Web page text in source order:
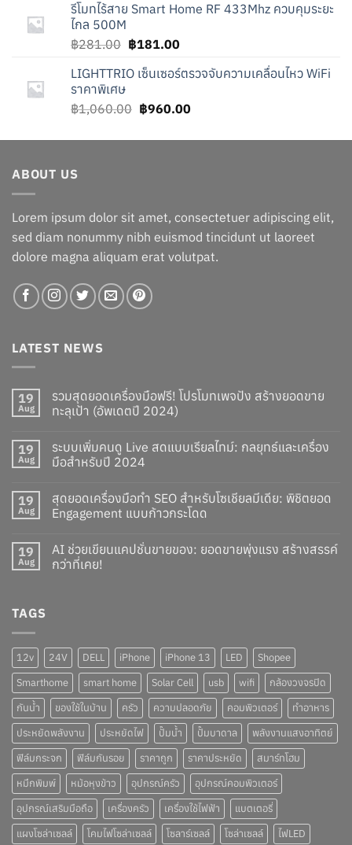
฿190.00.฿90.00.
รีโมทไร้สาย Smart Home RF 433Mhz ควบคุมระยะ
ไกล 500M
฿281.00 Original
was:
฿181.00Current
is:
LIGHTTRIO เซ็นเซอร์ตรวจจับความเคลื่อนไหว WiFi
ราคาพิเศษ
฿1,060.00 Original
was:
฿960.00Current
is:
ABOUT US
Lorem ipsum dolor sit amet, consectetuer adipiscing elit,
sed diam nonummy nibh euismod tincidunt ut laoreet
dolore magna aliquam erat volutpat.
LATEST NEWS
19
Aug
รวมสุดยอดเครื่องมือฟรี! โปรโมทเพจปัง สร้างยอดขาย
ทะลุเป้า (อัพเดตปี 2024)
19
Aug
ระบบเพิ่มคนดู Live สดแบบเรียลไทม์: กลยุทธ์และเครื่อง
มือสำหรับปี 2024
19
Aug
สุดยอดเครื่องมือทำ SEO สำหรับโซเชียลมีเดีย: พิชิตยอด
Engagement แบบก้าวกระโดด
19
Aug
AI ช่วยเขียนแคปชั่นขายของ: ยอดขายพุ่งแรง สร้างสรรค์
กว่าที่เคย!
TAGS
12v 24V DELL iPhone iPhone 13 LED
Shopee
Smarthome
smart home Solar Cell usb wifi
กล้องวงจรปิด
กันน้ำ
ของใช้ในบ้าน ครัว ความปลอดภัย คอมพิวเตอร์
ทำอาหาร
ประหยัดพลังงาน
ประหยัดไฟ ปั๊มน้ำ ปั๊มบาดาล
พลังงานแสงอาทิตย์
ฟิล์มกระจก
ฟิล์มกันรอย ราคาถูก ราคาประหยัด
สมาร์ทโฮม
หมึกพิมพ์
หม้อหุงข้าว อุปกรณ์ครัว
อุปกรณ์คอมพิวเตอร์
อุปกรณ์เสริมมือถือ
เครื่องครัว เครื่องใช้ไฟฟ้า
แบตเตอรี่
แผงโซล่าเซลล์
โคมไฟโซล่าเซลล์ โซลาร์เซลล์ โซล่าเซลล์ ไฟLED